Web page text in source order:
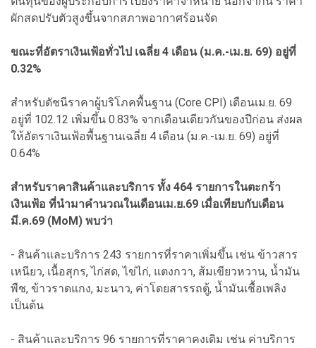
ผักสดปรับตัวสูงขึ้นจากสภาพอากาศร้อนจัด
ขณะที่อัตราเงินเฟ้อทั่วไป เฉลี่ย 4 เดือน (ม.ค.-เม.ย. 69) อยู่ที่
0.32%
สำหรับดัชนีราคาผู้บริโภคพื้นฐาน (Core CPI) เดือนเม.ย. 69
อยู่ที่ 102.12 เพิ่มขึ้น 0.83% จากเดือนเดียวกันของปีก่อน ส่งผล
ให้อัตราเงินเฟ้อพื้นฐานเฉลี่ย 4 เดือน (ม.ค.-เม.ย. 69) อยู่ที่
0.64%
สำหรับราคาสินค้าและบริการ ทั้ง 464 รายการในตะกร้า
เงินเฟ้อ ที่นำมาคำนวณในเดือนเม.ย.69 เมื่อเทียบกับเดือน
มี.ค.69 (MoM) พบว่า
- สินค้าและบริการ 243 รายการที่ราคาเพิ่มขึ้น เช่น ข้าวสาร
เหนียว, เนื้อสุกร, ไก่สด, ไข่ไก่, แตงกวา, ส้มเขียวหวาน, น้ำมัน
พืช, ข้าวราดแกง, มะนาว, ค่าโดยสารรถตู้, น้ำมันเชื้อเพลิง
เป็นต้น
- สินค้าและบริการ 96 รายการที่ราคาคงเดิม เช่น ค่าบริการ